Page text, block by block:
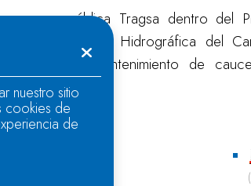
pública Tragsa dentro del
Confederación Hidrográfica del
y mantenimiento de
nuestro sitio
cookies de
de